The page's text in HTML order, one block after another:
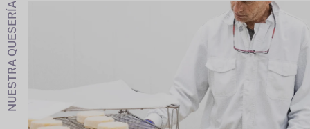
NUESTRA QUESERÍA